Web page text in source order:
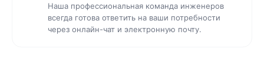
Наша профессиональная команда инженеров
всегда готова ответить на ваши потребности
через онлайн-чат и электронную почту.